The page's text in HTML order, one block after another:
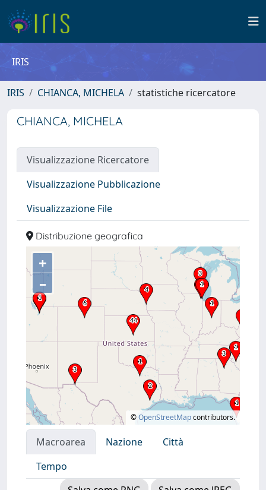
IRIS
IRIS CHIANCA, MICHELA statistiche ricercatore
CHIANCA, MICHELA
Visualizzazione Ricercatore
Visualizzazione Pubblicazione
Visualizzazione File
Distribuzione geografica
+
–
©OpenStreetMapcontributors.
Macroarea Nazione
Città
Tempo